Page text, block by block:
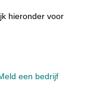
hieronder voor
een bedrijf